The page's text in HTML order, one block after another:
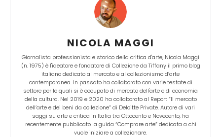
NICOLA MAGGI
Giornalista professionista e storico della critica d'arte, Nicola Maggi
(n. 1975) è l'ideatore e fondatore di Collezione da Tiffany il primo blog
italiano dedicato al mercato e al collezionismo d’arte
contemporanea. In passato ha collaborato con varie testate di
settore per le quali si è occupato di mercato dell'arte e di economia
della cultura. Nel 2019 e 2020 ha collaborato al Report “Il mercato
dell’arte e dei beni da collezione” di Deloitte Private. Autore di vari
saggi su arte e critica in Italia tra Ottocento e Novecento, ha
recentemente pubblicato la guida “Comprare arte” dedicata a chi
vuole iniziare a collezionare.